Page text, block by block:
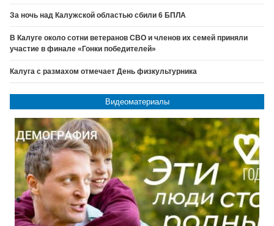
За ночь над Калужской областью сбили 6 БПЛА
В Калуге около сотни ветеранов СВО и членов их семей приняли
участие в финале «Гонки победителей»
Калуга с размахом отмечает День физкультурника
Видеоматериалы